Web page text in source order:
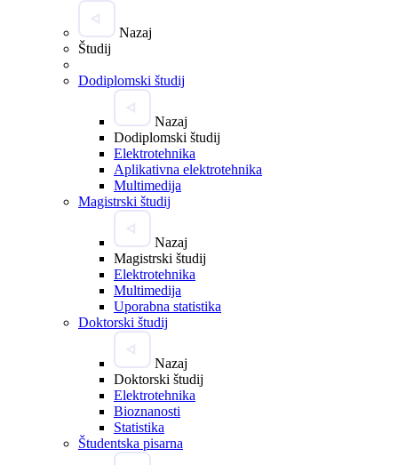
Nazaj
Študij
Dodiplomski študij
Nazaj
Dodiplomski študij
Elektrotehnika
Aplikativna elektrotehnika
Multimedija
Magistrski študij
Nazaj
Magistrski študij
Elektrotehnika
Multimedija
Uporabna statistika
Doktorski študij
Nazaj
Doktorski študij
Elektrotehnika
Bioznanosti
Statistika
Študentska pisarna